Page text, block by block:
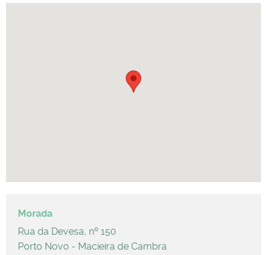
Rua da Devesa, nº 150
Porto Novo - Macieira de Cambra